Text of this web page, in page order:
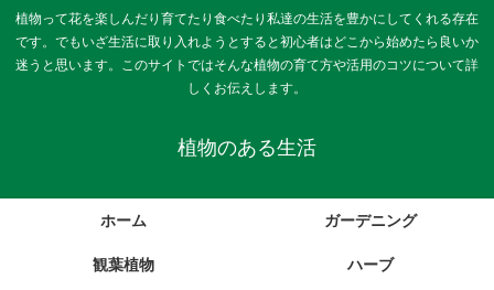
植物って花を楽しんだり育てたり食べたり私達の生活を豊かにしてくれる存在
です。でもいざ生活に取り入れようとすると初心者はどこから始めたら良いか
迷うと思います。このサイトではそんな植物の育て方や活用のコツについて詳
しくお伝えします。
植物のある生活
ホーム ガーデニング
観葉植物 ハーブ